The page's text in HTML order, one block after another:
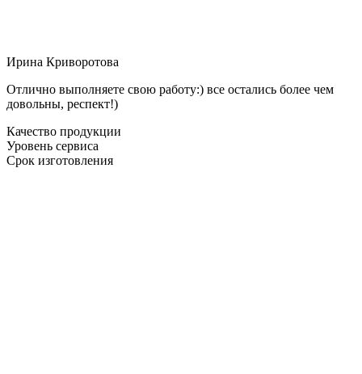
Ирина Криворотова
Отлично выполняете свою работу:) все остались более чем
довольны, респект!)
Качество продукции
Уровень сервиса
Срок изготовления